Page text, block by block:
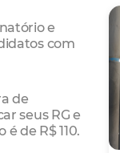
e
com
de
seus RG e
de R$ 110.